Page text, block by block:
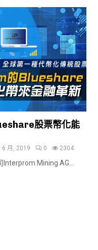
股票幣化能
6 月, 2019 0 2304
Mining AG...